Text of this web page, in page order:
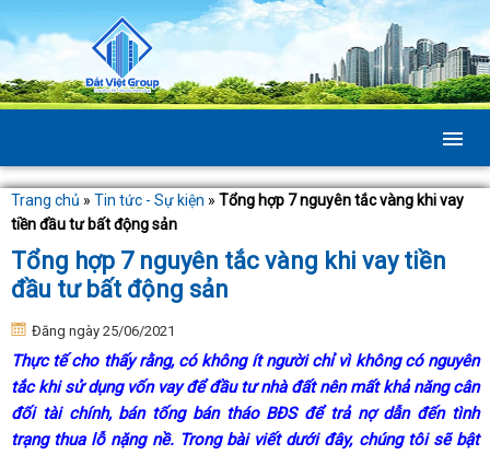
Trang chủ » Tin tức - Sự kiện » Tổng hợp 7 nguyên tắc vàng khi vay
tiền đầu tư bất động sản
Tổng hợp 7 nguyên tắc vàng khi vay tiền
đầu tư bất động sản
Đăng ngày 25/06/2021
Thực tế cho thấy rằng, có không ít người chỉ vì không có nguyên
tắc khi sử dụng vốn vay để đầu tư nhà đất nên mất khả năng cân
đối tài chính, bán tống bán tháo BĐS để trả nợ dẫn đến tình
trạng thua lỗ nặng nề. Trong bài viết dưới đây, chúng tôi sẽ bật